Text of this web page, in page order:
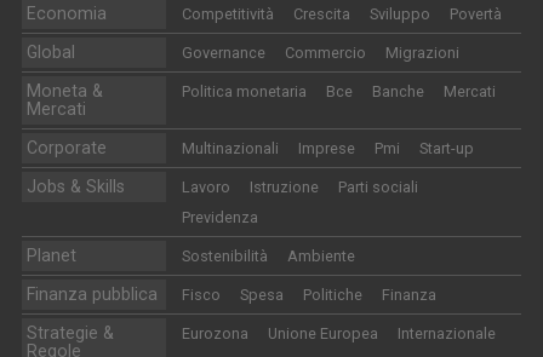
Economia Competitività Crescita Sviluppo Povertà
Global Governance Commercio Migrazioni
Moneta &
Mercati
Politica monetaria Bce Banche Mercati
Corporate Multinazionali Imprese Pmi Start-up
Jobs & Skills Lavoro Istruzione
Parti sociali
Previdenza
Planet Sostenibilità Ambiente
Finanza pubblica Fisco Spesa Politiche Finanza
Strategie &
Regole
Eurozona Unione Europea Internazionale